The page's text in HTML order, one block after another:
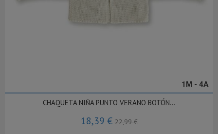
1M - 4A
CHAQUETA NIÑA PUNTO VERANO BOTÓN...
18,39 €22,99 €